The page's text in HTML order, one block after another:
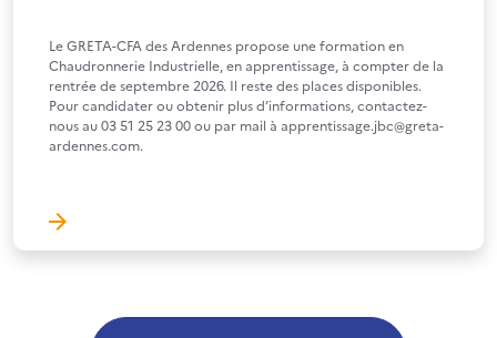
Le GRETA-CFA des Ardennes propose une formation en
Chaudronnerie Industrielle, en apprentissage, à compter de la
rentrée de septembre 2026. Il reste des places disponibles.
Pour candidater ou obtenir plus d’informations, contactez-
nous au 03 51 25 23 00 ou par mail à apprentissage.jbc@greta-
ardennes.com.